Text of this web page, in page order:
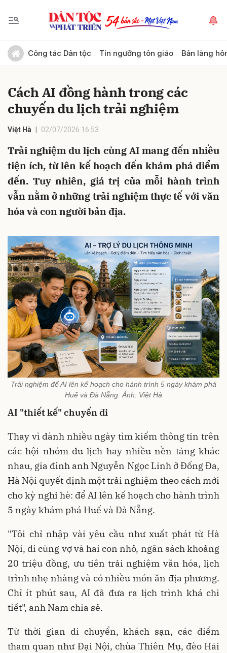
Công tác Dân tộc Tín ngưỡng tôn giáo Bản làng
Cách AI đồng hành trong các
chuyến du lịch trải nghiệm
Việt Hà 02/07/2026 16:53
Trải nghiệm du lịch cùng AI mang đến nhiều
tiện ích, từ lên kế hoạch đến khám phá điểm
đến. Tuy nhiên, giá trị của mỗi hành trình
vẫn nằm ở những trải nghiệm thực tế với văn
hóa và con người bản địa.
Trải nghiệm để AI lên kế hoạch cho hành trình 5 ngày khám phá
Huế và Đà Nẵng. Ảnh: Việt Hà
AI "thiết kế" chuyến đi
Thay vì dành nhiều ngày tìm kiếm thông tin trên
các hội nhóm du lịch hay nhiều nền tảng khác
nhau, gia đình anh Nguyễn Ngọc Linh ở Đống Đa,
Hà Nội quyết định một trải nghiệm theo cách mới
cho kỳ nghỉ hè: để AI lên kế hoạch cho hành trình
5 ngày khám phá Huế và Đà Nẵng.
"Tôi chỉ nhập vài yêu cầu như xuất phát từ Hà
Nội, đi cùng vợ và hai con nhỏ, ngân sách khoảng
20 triệu đồng, ưu tiên trải nghiệm văn hóa, lịch
trình nhẹ nhàng và có nhiều món ăn địa phương.
Chỉ ít phút sau, AI đã đưa ra lịch trình khá chi
tiết", anh Nam chia sẻ.
Từ thời gian di chuyển, khách sạn, các điểm
tham quan như Đại Nội, chùa Thiên Mụ, đèo Hải
Gửi bình luận
Hủy Gửi